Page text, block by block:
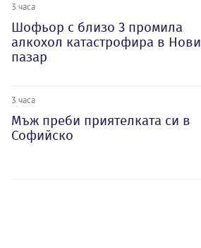
3 часа
Шофьор с близо 3 промила
алкохол катастрофира в Нови
пазар
3 часа
Мъж преби приятелката си в
Софийско